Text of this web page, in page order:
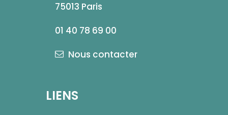
75013 Paris
01 40 78 69 00
Nous contacter
LIENS